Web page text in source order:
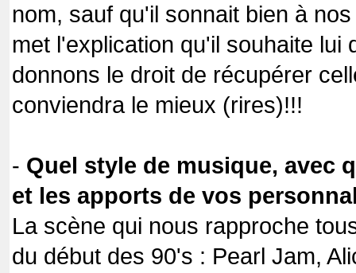
nom, sauf qu'il sonnait bien à
met l'explication qu'il souhaite lui
donnons le droit de récupérer
conviendra le mieux (rires)!!!
- Quel style de musique, avec
et les apports de vos
La scène qui nous rapproche
du début des 90's : Pearl Jam,